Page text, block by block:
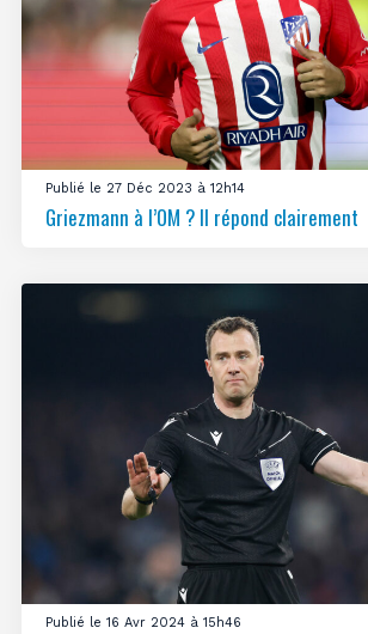
Publié le 27 Déc 2023 à 12h14
Griezmann à l’OM ? Il répond clairement
Publié le 16 Avr 2024 à 15h46